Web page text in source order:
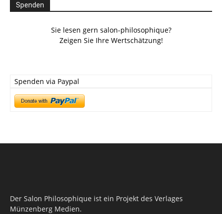
Spenden
Sie lesen gern salon-philosophique?
Zeigen Sie Ihre Wertschätzung!
Spenden via Paypal
Der Salon Philosophique ist ein Projekt des Verlages
Münzenberg Medien.